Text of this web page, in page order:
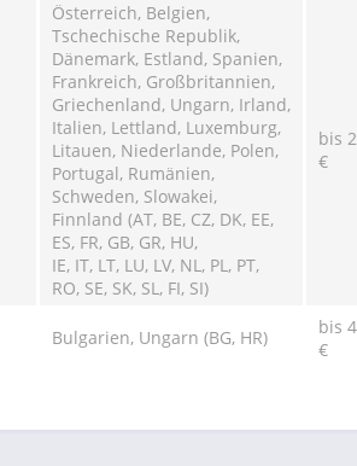
Österreich, Belgien,
Tschechische Republik,
Dänemark, Estland, Spanien,
Frankreich, Großbritannien,
Griechenland, Ungarn, Irland,
Italien, Lettland, Luxemburg,
Litauen, Niederlande, Polen,
Portugal, Rumänien,
Schweden, Slowakei,
Finnland (AT, BE, CZ, DK, EE,
ES, FR, GB, GR, HU,
IE, IT, LT, LU, LV, NL, PL, PT,
RO, SE, SK, SL, FI, SI)
bis
€
Bulgarien, Ungarn (BG, HR)
bis
€